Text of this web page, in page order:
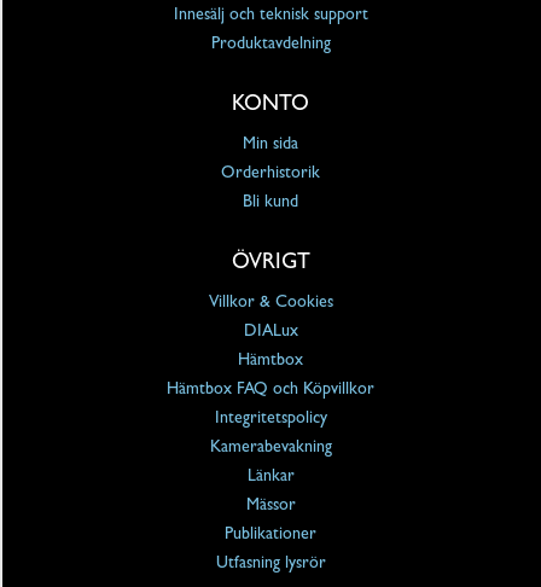
Innesälj och teknisk support
Produktavdelning
KONTO
Min sida
Orderhistorik
Bli kund
ÖVRIGT
Villkor & Cookies
DIALux
Hämtbox
Hämtbox FAQ och Köpvillkor
Integritetspolicy
Kamerabevakning
Länkar
Mässor
Publikationer
Utfasning lysrör